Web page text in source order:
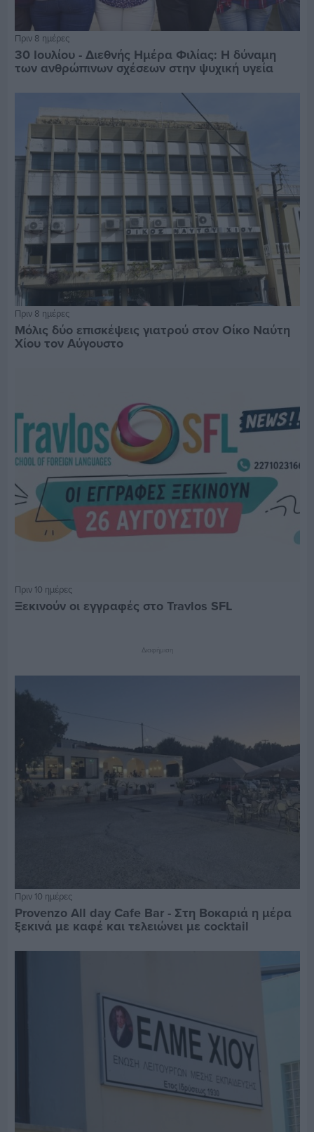
Πριν 8 ημέρες
30 Ιουλίου - Διεθνής Ημέρα Φιλίας: Η δύναμη
των ανθρώπινων σχέσεων στην ψυχική υγεία
Πριν 8 ημέρες
Μόλις δύο επισκέψεις γιατρού στον Οίκο Ναύτη
Χίου τον Αύγουστο
Πριν 10 ημέρες
Ξεκινούν οι εγγραφές στο Travlos SFL
Διαφήμιση
Πριν 10 ημέρες
Provenzo All day Cafe Bar - Στη Βοκαριά η μέρα
ξεκινά με καφέ και τελειώνει με cocktail